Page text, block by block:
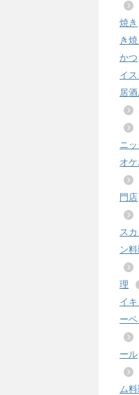
焼き
き焼
かつ
イ
居
ニッ
オ
門店
ス
ン
理
イ
ー
ール
ム